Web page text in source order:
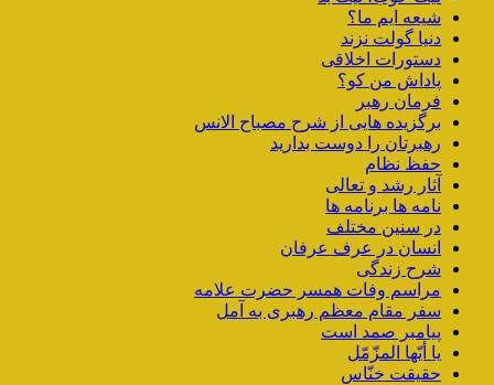
شیعه ایم ما؟
دنیا گولت نزند
دستورات اخلاقی
پاداش من کو؟
فرمان رهبر
برگزیده هایی از شرح مصباح الانس
رهبرتان را دوست بدارید
حفظ نظام
آثار رشد و تعالی
نامه ها برنامه ها
در سنین مختلف
انسان در عرف عرفان
شرح زندگی
مراسم وفات همسر حضرت علامه
سفر مقام معظم رهبری به آمل
پیامبر صمد است
یا أیّها المزّمّل
حقیقت خنّاس